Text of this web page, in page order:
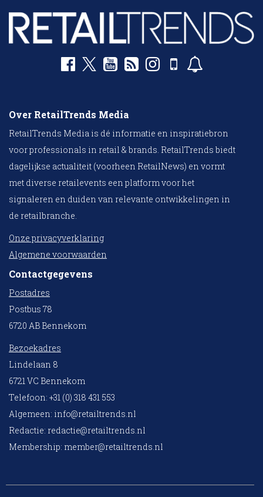
Over RetailTrends Media
RetailTrends Media is dé informatie en inspiratiebron
voor professionals in retail & brands. RetailTrends biedt
dagelijkse actualiteit (voorheen RetailNews) en vormt
met diverse retailevents een platform voor het
signaleren en duiden van relevante ontwikkelingen in
de retailbranche.
Onze privacyverklaring
Algemene voorwaarden
Contactgegevens
Postadres
Postbus 78
6720 AB Bennekom
Bezoekadres
Lindelaan 8
6721 VC Bennekom
Telefoon: +31 (0) 318 431 553
Algemeen: info@retailtrends.nl
Redactie: redactie@retailtrends.nl
Membership: member@retailtrends.nl